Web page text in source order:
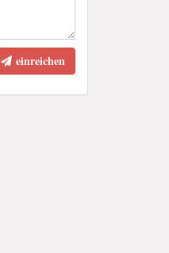
einreichen